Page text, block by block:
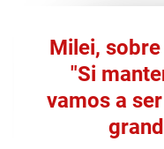
Milei,
"Si
vamos a